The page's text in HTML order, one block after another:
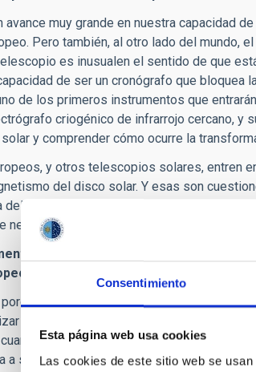
Consentimiento
Esta página web usa cookies
Las cookies de este sitio web se
avance muy grande en nuestra capacidad
Pero también, al otro lado del mundo,
es inusual en el sentido de que
de ser un cronógrafo que
de los primeros instrumentos que
criogénico de infrarrojo cercano, y
y comprender cómo ocurre la
y otros telescopios solares, entren
del disco solar. Y esas son
del campo magnético solar es que existe
necesitamos lo que está sucediendo tanto
el Telescopio Solar Daniel K.
(EST), que se instalará en Canarias?
porque ambos telescopios están separados
la estructura magnética y su dinámica de
no podemos verlo en Hawái y, por lo
a suponer un gran avance.